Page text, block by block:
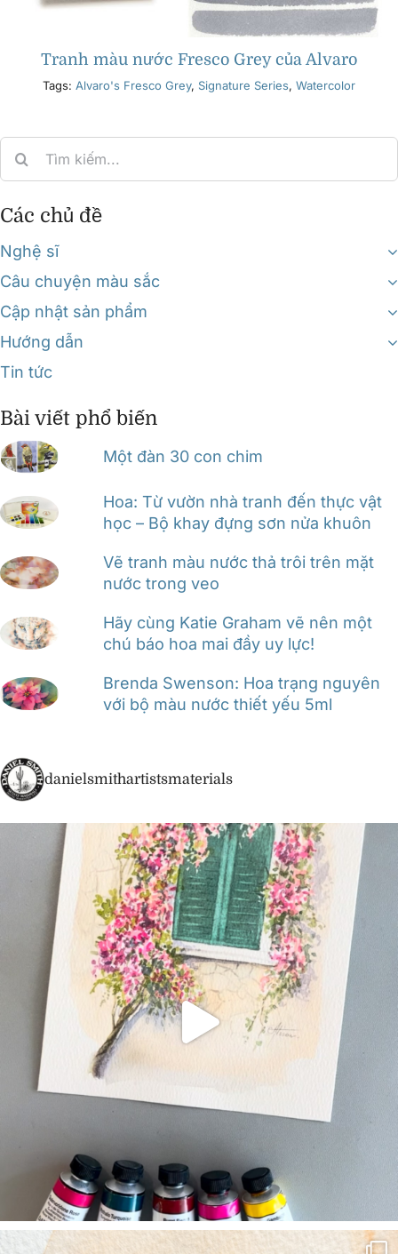
Tranh màu nước Fresco Grey của Alvaro
Tags: Alvaro's Fresco Grey, Signature Series, Watercolor
Các chủ đề
Nghệ sĩ
Câu chuyện màu sắc
Cập nhật sản phẩm
Hướng dẫn
Tin tức
Bài viết phổ biến
Một đàn 30 con chim
Hoa: Từ vườn nhà tranh đến thực vật
học – Bộ khay đựng sơn nửa khuôn
Vẽ tranh màu nước thả trôi trên mặt
nước trong veo
Hãy cùng Katie Graham vẽ nên một
chú báo hoa mai đầy uy lực!
Brenda Swenson: Hoa trạng nguyên
với bộ màu nước thiết yếu 5ml
danielsmithartistsmaterials